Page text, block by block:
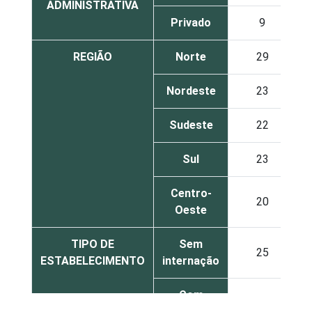
ADMINISTRATIVA
Privado
9
REGIÃO Norte 29
Nordeste 23
Sudeste 22
Sul 23
Centro-
Oeste
20
TIPO DE
ESTABELECIMENTO
Sem
internação
25
Com